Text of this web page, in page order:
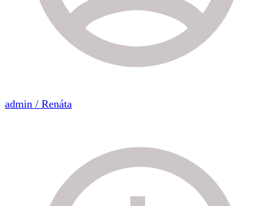
admin / Renáta